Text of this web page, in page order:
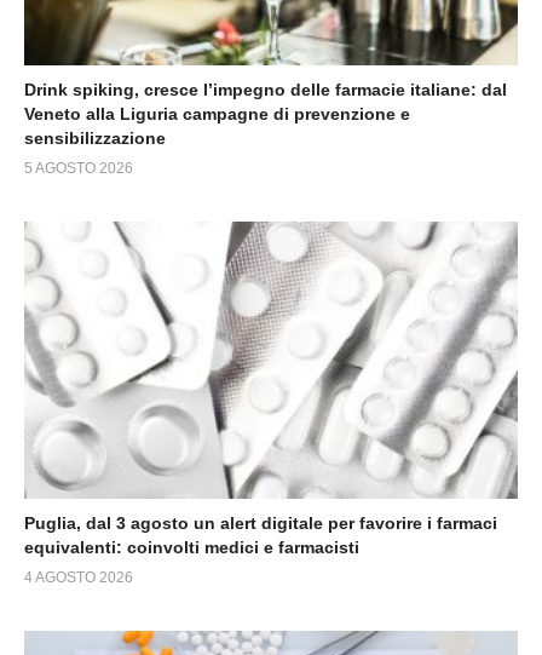
Drink spiking, cresce l’impegno delle farmacie italiane: dal
Veneto alla Liguria campagne di prevenzione e
sensibilizzazione
5 AGOSTO 2026
Puglia, dal 3 agosto un alert digitale per favorire i farmaci
equivalenti: coinvolti medici e farmacisti
4 AGOSTO 2026